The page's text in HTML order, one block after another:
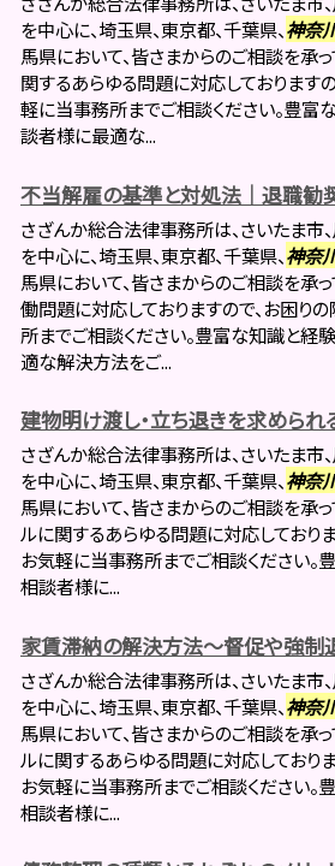
を中心に、埼玉県、東京都、千葉県、神奈
馬県において、皆さまからのご相談を承
関するあらゆる問題に対応しております
軽に当事務所までご相談ください。豊富
談者様に最適な...
不当解雇の基準と対処法｜退職勧
さざんか総合法律事務所は、さいたま市
を中心に、埼玉県、東京都、千葉県、神奈
馬県において、皆さまからのご相談を承っ
働問題に対応しておりますので、お困り
所までご相談ください。豊富な知識と経
適な解決方法をご...
建物明け渡し・立ち退きを求められ
さざんか総合法律事務所は、さいたま市
を中心に、埼玉県、東京都、千葉県、神奈
馬県において、皆さまからのご相談を承っ
ルに関するあらゆる問題に対応しており
お気軽に当事務所までご相談ください。
相談者様に...
家賃滞納の解決方法～督促や強制
さざんか総合法律事務所は、さいたま市
を中心に、埼玉県、東京都、千葉県、神奈
馬県において、皆さまからのご相談を承っ
ルに関するあらゆる問題に対応しており
お気軽に当事務所までご相談ください。
相談者様に...